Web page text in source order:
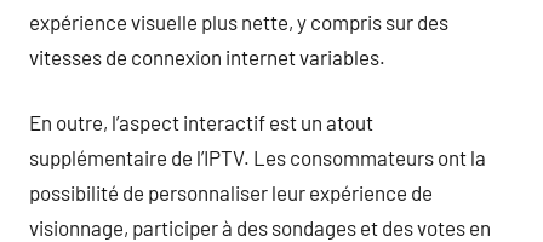
expérience visuelle plus nette, y compris sur des
vitesses de connexion internet variables.
En outre, l’aspect interactif est un atout
supplémentaire de l’IPTV. Les consommateurs ont la
possibilité de personnaliser leur expérience de
visionnage, participer à des sondages et des votes en